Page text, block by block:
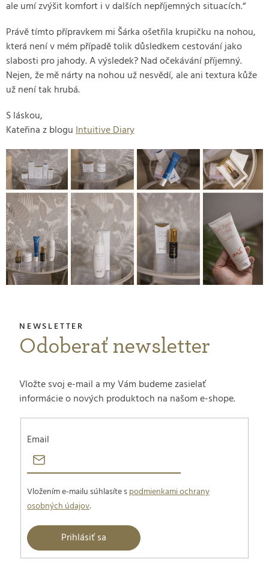
ale umí zvýšit komfort i v dalších nepříjemných situacích.“
Právě tímto přípravkem mi Šárka ošetřila krupičku na nohou,
která není v mém případě tolik důsledkem cestování jako
slabosti pro jahody. A výsledek? Nad očekávání příjemný.
Nejen, že mě nárty na nohou už nesvědí, ale ani textura kůže
už není tak hrubá.
S láskou,
Kateřina z bloguIntuitive Diary
Odoberať newsletter
Vložte svoj e-mail a my Vám budeme zasielať
informácie o nových produktoch na našom e-shope.
Email
Vložením e-mailu súhlasíte spodmienkami ochrany
osobných údajov.
Prihlásiť sa